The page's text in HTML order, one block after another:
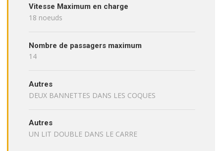
Vitesse Maximum en charge
18 noeuds
Nombre de passagers maximum
14
Autres
DEUX BANNETTES DANS LES COQUES
Autres
UN LIT DOUBLE DANS LE CARRE